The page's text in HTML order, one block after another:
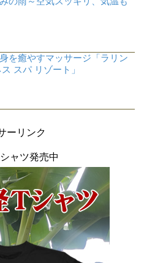
を癒やすマッサージ「ラリン
スパ リゾート」
ーリンク
ャツ発売中